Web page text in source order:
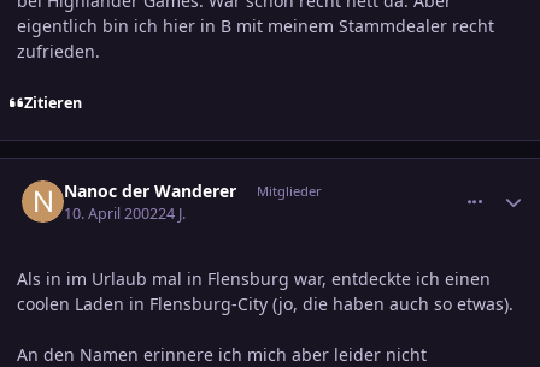
eigentlich bin ich hier in B mit meinem Stammdealer recht
zufrieden.
Zitieren
Nanoc der Wanderer Mitglieder
10. April 200224 J.
Als in im Urlaub mal in Flensburg war, entdeckte ich einen
coolen Laden in Flensburg-City (jo, die haben auch so etwas).
An den Namen erinnere ich mich aber leider nicht